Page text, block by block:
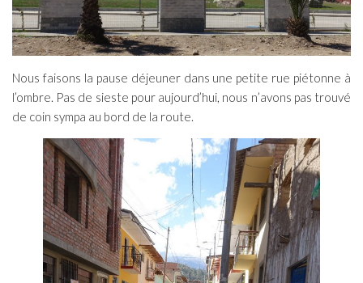
Nous faisons la pause déjeuner dans une petite rue piétonne à
l’ombre. Pas de sieste pour aujourd’hui, nous n’avons pas trouvé
de coin sympa au bord de la route.